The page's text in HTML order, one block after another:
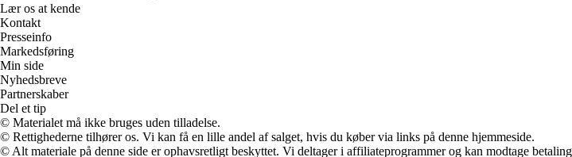
Lær os at kende
Kontakt
Presseinfo
Markedsføring
Min side
Nyhedsbreve
Partnerskaber
Del et tip
© Materialet må ikke bruges uden tilladelse.
© Rettighederne tilhører os. Vi kan få en lille andel af salget, hvis du køber via links på denne hjemmeside.
© Alt materiale på denne side er ophavsretligt beskyttet. Vi deltager i affiliateprogrammer og kan modtage